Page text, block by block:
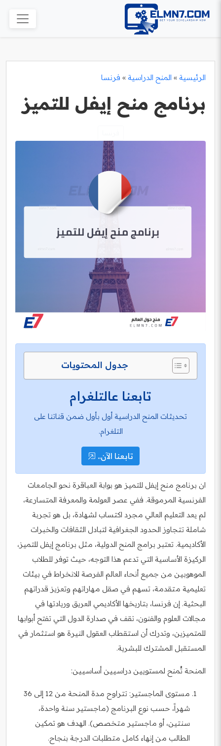
الرئيسية » المنح الدراسية » فرنسا
برنامج منح إيفل للتميز
جدول المحتويات
تابعنا عالتلغرام
تحديثات المنح الدراسية أول بأول ضمن قناتنا على
التلغرام.
تابعنا الآن..
ان برنامج منح إيفل للتميز هو بوابة العباقرة نحو الجامعات
الفرنسية المرموقة. ففي عصر العولمة والمعرفة المتسارعة،
لم يعد التعليم العالي مجرد اكتساب لشهادة، بل هو تجربة
شاملة تتجاوز الحدود الجغرافية لتبادل الثقافات والخبرات
الأكاديمية. تعتبر برامج المنح الدولية، مثل برنامج إيفل للتميز،
الركيزة الأساسية التي تدعم هذا التوجه، حيث توفر للطلاب
الموهوبين من جميع أنحاء العالم الفرصة للانخراط في بيئات
تعليمية متقدمة، تسهم في صقل مهاراتهم وتعزيز قدراتهم
البحثية. إن فرنسا، بتاريخها الأكاديمي العريق وريادتها في
مجالات العلوم والفنون، تقف في صدارة الدول التي تفتح أبوابها
للمتميزين، وتدرك أن استقطاب العقول النيرة هو استثمار في
المستقبل المشترك للبشرية.
المنحة تُمنح لمستويين دراسيين أساسيين:
مستوى الماجستير: تتراوح مدة المنحة من 12 إلى 36
شهراً، حسب نوع البرنامج (ماجستير سنة واحدة،
سنتين، أو ماجستير متخصص). الهدف هو تمكين
الطالب من إنهاء كامل متطلبات الدرجة بنجاح.